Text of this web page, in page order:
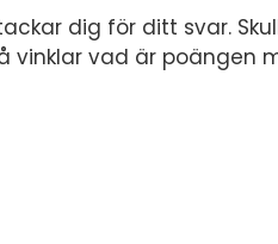
dig för ditt svar.
vinklar vad är poängen